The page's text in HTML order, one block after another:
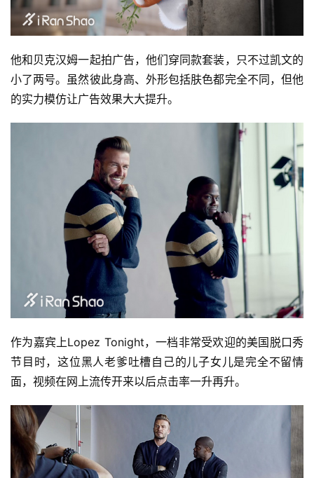
他和贝克汉姆一起拍广告，他们穿同款套装，只不过凯文的
小了两号。虽然彼此身高、外形包括肤色都完全不同，但他
的实力模仿让广告效果大大提升。
作为嘉宾上Lopez Tonight，一档非常受欢迎的美国脱口秀
节目时，这位黑人老爹吐槽自己的儿子女儿是完全不留情
面，视频在网上流传开来以后点击率一升再升。